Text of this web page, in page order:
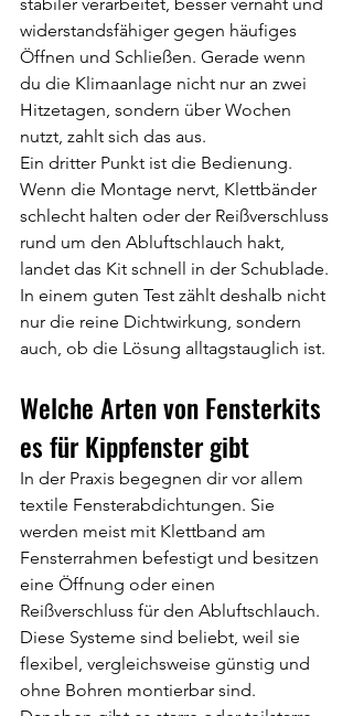
widerstandsfähiger gegen häufiges
Öffnen und Schließen. Gerade wenn
du die Klimaanlage nicht nur an zwei
Hitzetagen, sondern über Wochen
nutzt, zahlt sich das aus.
Ein dritter Punkt ist die Bedienung.
Wenn die Montage nervt, Klettbänder
schlecht halten oder der Reißverschluss
rund um den Abluftschlauch hakt,
landet das Kit schnell in der Schublade.
In einem guten Test zählt deshalb nicht
nur die reine Dichtwirkung, sondern
auch, ob die Lösung alltagstauglich ist.
Welche Arten von Fensterkits
es für Kippfenster gibt
In der Praxis begegnen dir vor allem
textile Fensterabdichtungen. Sie
werden meist mit Klettband am
Fensterrahmen befestigt und besitzen
eine Öffnung oder einen
Reißverschluss für den Abluftschlauch.
Diese Systeme sind beliebt, weil sie
flexibel, vergleichsweise günstig und
ohne Bohren montierbar sind.